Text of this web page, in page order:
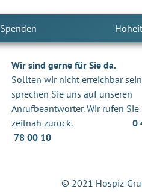
Spenden
Wir sind gerne für Sie da.
Sollten wir nicht erreichbar
sprechen Sie uns auf unseren
Anrufbeantworter. Wir rufen Sie
zeitnah zurück. 0
78 00 10
© 2021 Hospiz-